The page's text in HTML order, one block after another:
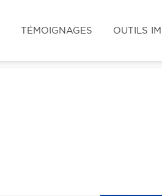
TÉMOIGNAGES OUTILS